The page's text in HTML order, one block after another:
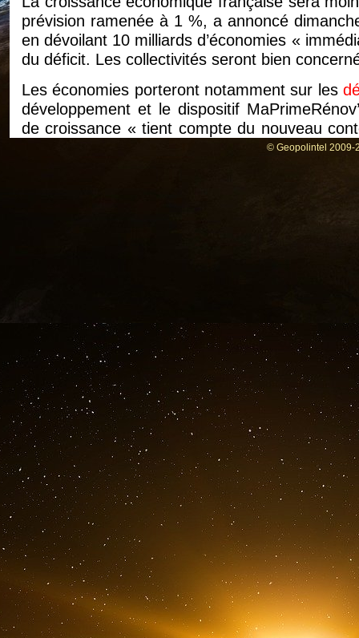
prévision ramenée à 1 %, a annoncé
en dévoilant 10 milliards d’économies «
du déficit. Les collectivités seront bien
Les économies porteront notamment sur les
développement et le dispositif
de croissance « tient compte du nouveau
de l’Économie sur TF1, évoquant la
l’évolution de la guerre en Ukraine », a
Sécurité sociale qu’on va toucher, ce n’est
a martelé le ministre. Autrement dit, il ne
Cahors » pour obliger les collectivités à
cause des montants des dotations. Ce qui ne
concernées.
ANCT et Fonds vert
La moitié des économies, soit cinq milliards
de fonctionnement « de tous les ministères »
dépenses d’énergie ou les achats. Le
milliard d’euros » l’aide publique au
l’enveloppe de l’aide à la rénovation
enveloppe supplémentaire de 1,6 milliard
augmentation de 600 millions, mais nous
Une « troisième série d’économies »,
© Geopolintel 2009-